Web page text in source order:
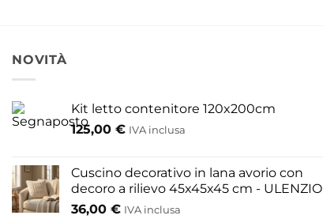
NOVITÀ
Kit letto contenitore 120x200cm
125,00 € IVA inclusa
Cuscino decorativo in lana avorio con
decoro a rilievo 45x45x45 cm - ULENZIO
36,00 € IVA inclusa